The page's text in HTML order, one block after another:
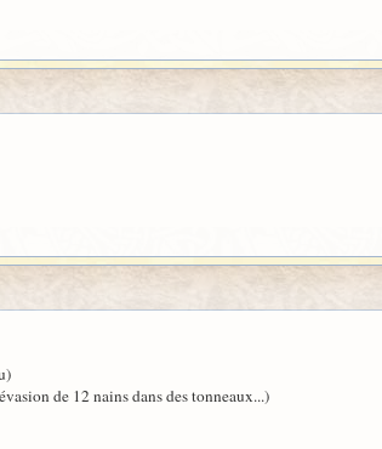
de 12 nains dans des tonneaux...)